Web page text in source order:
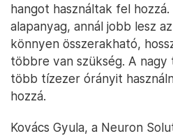
hangot használtak fel
alapanyag, annál jobb lesz
könnyen összerakható,
többre van szükség. A
több tízezer órányit
hozzá.
Kovács Gyula, a Neuron